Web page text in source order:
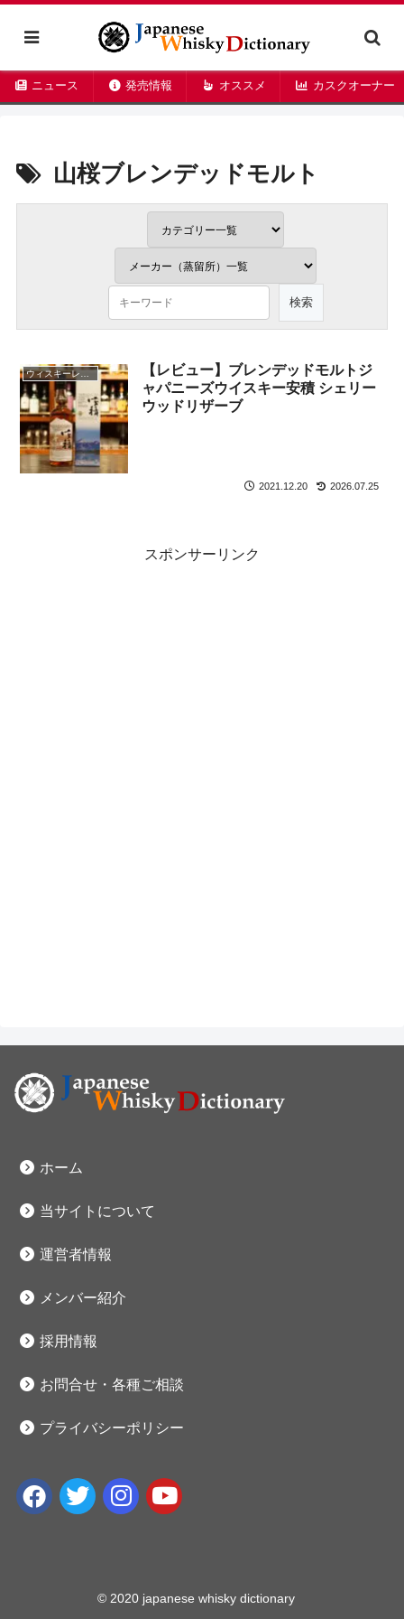
ニュース 発売情報 オススメ カスクオーナー
山桜ブレンデッドモルト
ウィスキーレビュー
【レビュー】ブレンデッドモルトジ
ャパニーズウイスキー安積 シェリー
ウッドリザーブ
2021.12.20 2026.07.25
スポンサーリンク
ホーム
当サイトについて
運営者情報
メンバー紹介
採用情報
お問合せ・各種ご相談
プライバシーポリシー
© 2020 japanese whisky dictionary